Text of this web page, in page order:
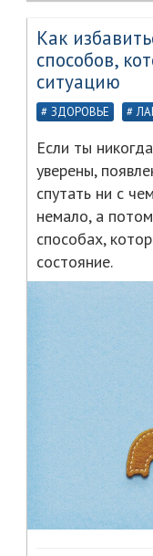
Как
способов,
ситуацию
ЗДОРОВЬЕ
Если ты
уверены,
спутать ни с
немало, а
способах,
состояние.